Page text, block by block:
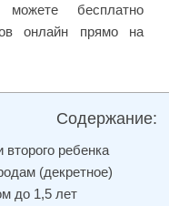
бесплатно
онлайн прямо на
Содержание:
второго ребенка
(декретное)
до 1,5 лет